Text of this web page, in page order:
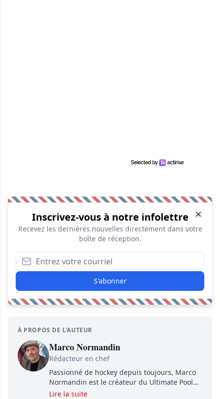
Inscrivez-vous à notre infolettre
Recevez les dernières nouvelles directement dans votre
boîte de réception.
S'abonner
À PROPOS DE L'AUTEUR
Marco Normandin
Rédacteur en chef
Passionné de hockey depuis toujours, Marco
Normandin est le créateur du Ultimate Pool
Preview, une référence mondiale en guide de
Lire la suite